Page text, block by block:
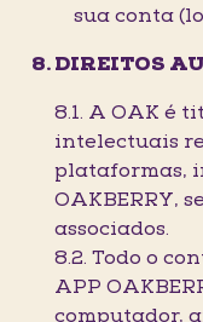
sua conta
DIREITOS
8.1. A OAK é
intelectuais
plataformas,
OAKBERRY,
associados.
8.2. Todo o
APP
computador,